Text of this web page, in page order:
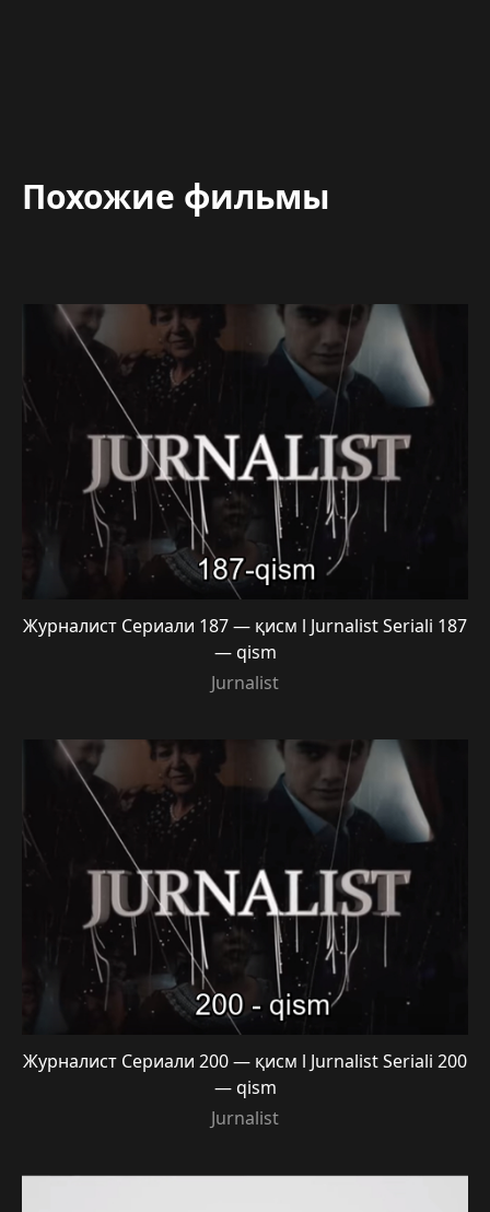
Похожие фильмы
Журналист Сериали 187 — қисм l Jurnalist Seriali 187
— qism
Jurnalist
Журналист Сериали 200 — қисм l Jurnalist Seriali 200
— qism
Jurnalist